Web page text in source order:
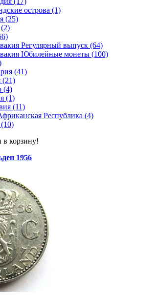
острова (1)
(25)
Регулярный выпуск (64)
Юбилейные монеты (100)
(41)
(4)
(1)
(11)
Республика (4)
в корзину!
1956